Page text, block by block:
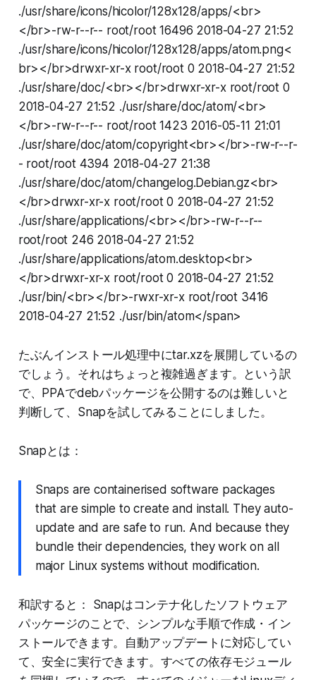
./usr/share/icons/hicolor/128x128/apps/<br>
</br>-rw-r--r-- root/root 16496 2018-04-27 21:52
./usr/share/icons/hicolor/128x128/apps/atom.png<
br></br>drwxr-xr-x root/root 0 2018-04-27 21:52
./usr/share/doc/<br></br>drwxr-xr-x root/root 0
2018-04-27 21:52 ./usr/share/doc/atom/<br>
</br>-rw-r--r-- root/root 1423 2016-05-11 21:01
./usr/share/doc/atom/copyright<br></br>-rw-r--r-
- root/root 4394 2018-04-27 21:38
./usr/share/doc/atom/changelog.Debian.gz<br>
</br>drwxr-xr-x root/root 0 2018-04-27 21:52
./usr/share/applications/<br></br>-rw-r--r--
root/root 246 2018-04-27 21:52
./usr/share/applications/atom.desktop<br>
</br>drwxr-xr-x root/root 0 2018-04-27 21:52
./usr/bin/<br></br>-rwxr-xr-x root/root 3416
2018-04-27 21:52 ./usr/bin/atom</span>
たぶんインストール処理中にtar.xzを展開しているの
でしょう。それはちょっと複雑過ぎます。という訳
で、PPAでdebパッケージを公開するのは難しいと
判断して、Snapを試してみることにしました。
Snapとは：
Snaps are containerised software packages
that are simple to create and install. They auto-
update and are safe to run. And because they
bundle their dependencies, they work on all
major Linux systems without modification.
和訳すると： Snapはコンテナ化したソフトウェア
パッケージのことで、シンプルな手順で作成・イン
ストールできます。自動アップデートに対応してい
て、安全に実行できます。すべての依存モジュール